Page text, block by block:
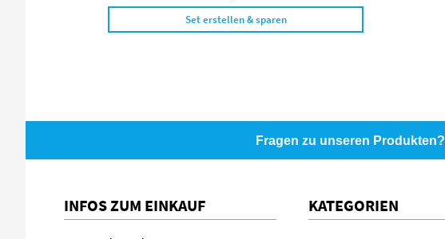
Set erstellen & sparen
Fragen zu unseren Produkten?
INFOS ZUM EINKAUF KATEGORIEN